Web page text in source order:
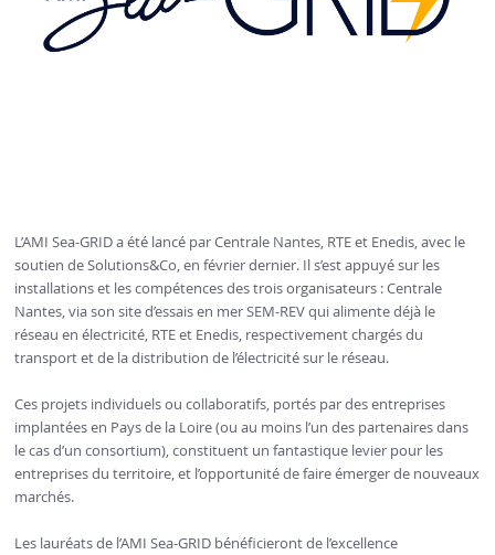
L’AMI Sea-GRID a été lancé par Centrale Nantes, RTE et Enedis, avec le
soutien de Solutions&Co, en février dernier. Il s’est appuyé sur les
installations et les compétences des trois organisateurs : Centrale
Nantes, via son site d’essais en mer SEM-REV qui alimente déjà le
réseau en électricité, RTE et Enedis, respectivement chargés du
transport et de la distribution de l’électricité sur le réseau.
Ces projets individuels ou collaboratifs, portés par des entreprises
implantées en Pays de la Loire (ou au moins l’un des partenaires dans
le cas d’un consortium), constituent un fantastique levier pour les
entreprises du territoire, et l’opportunité de faire émerger de nouveaux
marchés.
Les lauréats de l’AMI Sea-GRID bénéficieront de l’excellence